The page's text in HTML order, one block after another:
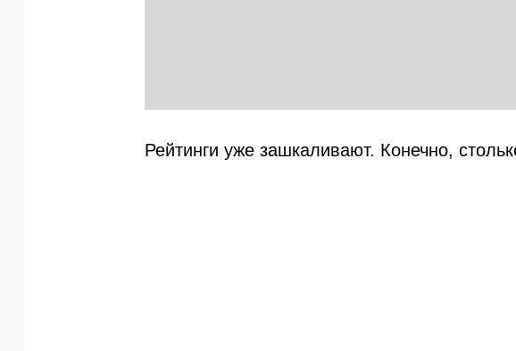
Рейтинги уже зашкаливают. Конечно,